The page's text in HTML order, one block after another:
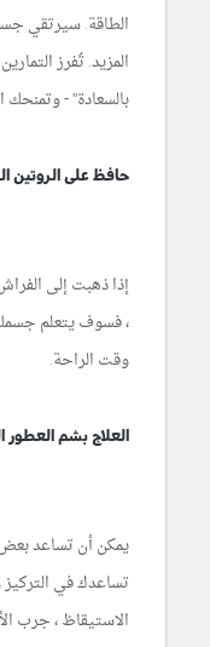
الطاقة. سيرتقي
المزيد. تُفرز
بالسعادة" - وتمنحك
حافظ على الروتين
إذا ذهبت إلى
، فسوف يتعلم
وقت الراحة.
العلاج بشم العطور
يمكن أن تساعد
تساعدك في التركيز
الاستيقاظ ، جرب